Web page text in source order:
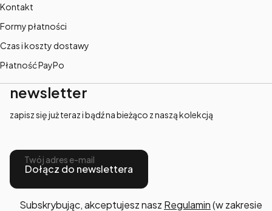
Kontakt
Formy płatności
Czas i koszty dostawy
Płatność PayPo
newsletter
zapisz się już teraz i bądź na bieżąco z naszą kolekcją
Twój adres e-mail
Dołącz do newslettera
Subskrybując, akceptujesz nasz Regulamin(w zakresie